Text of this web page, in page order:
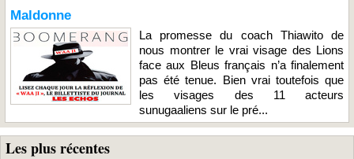
Maldonne
La promesse du coach Thiawito de
nous montrer le vrai visage des Lions
face aux Bleus français n’a finalement
pas été tenue. Bien vrai toutefois que
les visages des 11 acteurs
sunugaaliens sur le pré...
Les plus récentes